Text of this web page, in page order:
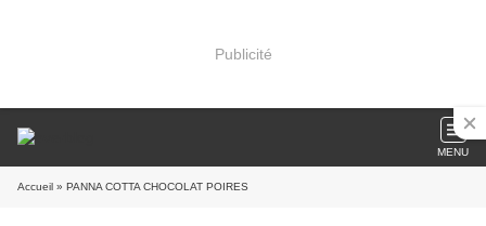
Publicité
MENU
Accueil » PANNA COTTA CHOCOLAT POIRES